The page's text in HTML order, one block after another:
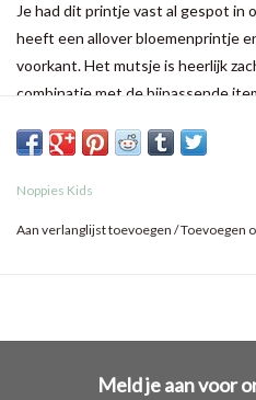
Je had dit printje vast al gespot in
heeft een allover bloemenprintje
voorkant. Het mutsje is heerlijk
combinatie met de bijpassende
Noppies Kids
Aan verlanglijst toevoegen /Toevoegen
Meld je aan voor